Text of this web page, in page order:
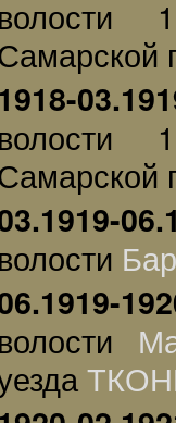
волости
1918-
волости
волости
волости